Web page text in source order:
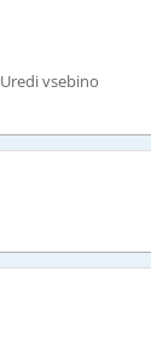
Uredi vsebino